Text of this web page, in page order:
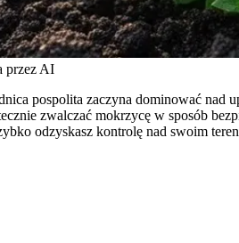
przez AI
pospolita zaczyna dominować nad
zwalczać mokrzycę w sposób
odzyskasz kontrolę nad swoim